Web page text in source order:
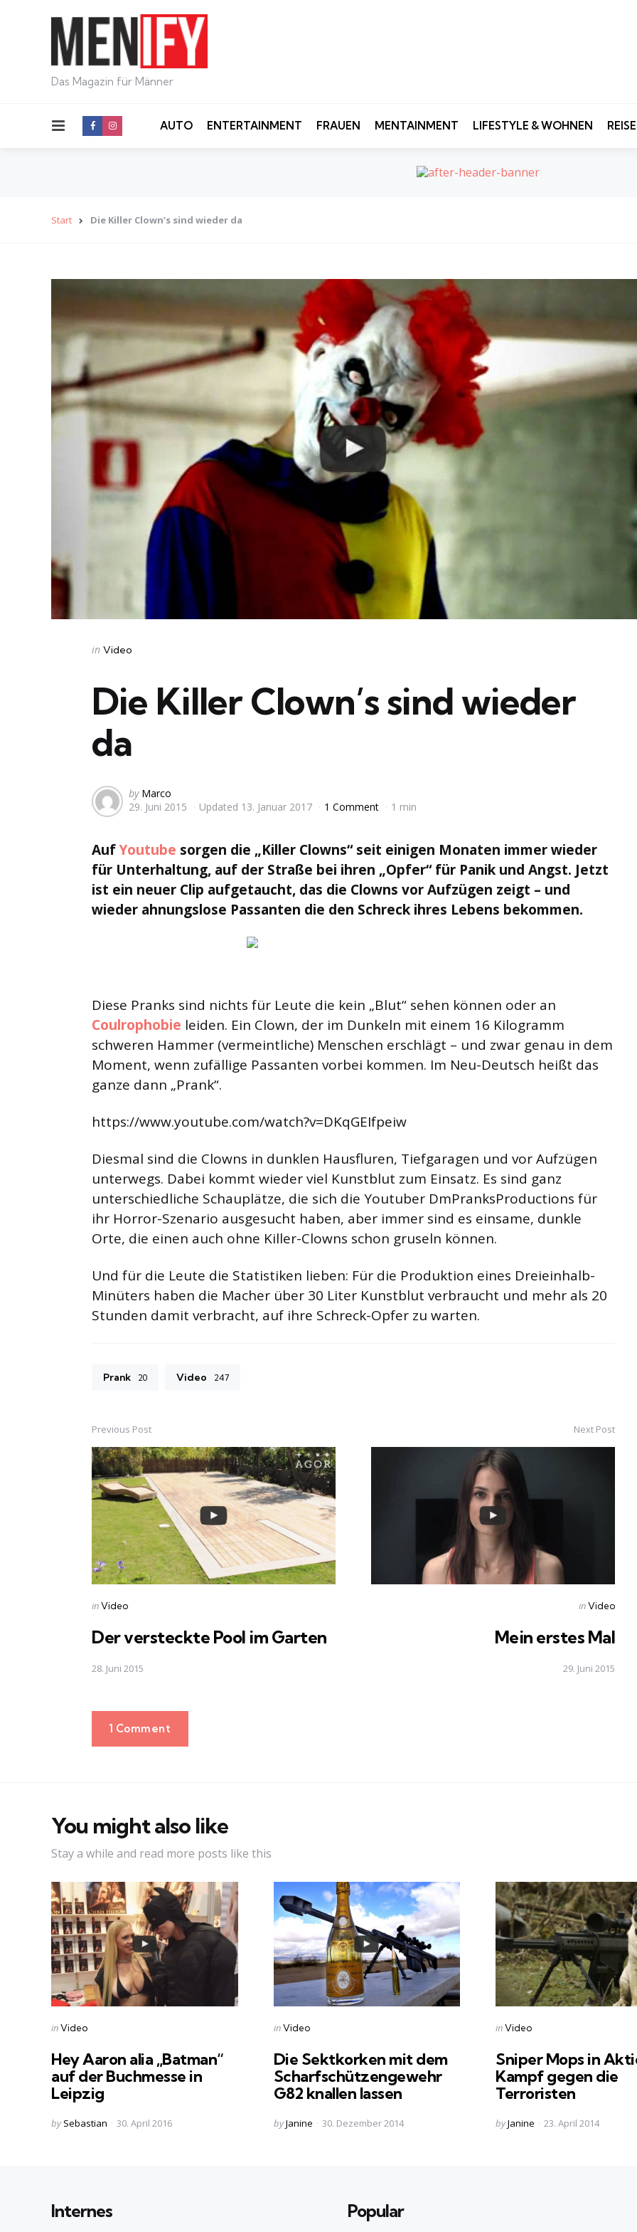
Das Magazin für Männer
Menu AUTO ENTERTAINMENT FRAUEN MENTAINMENT LIFESTYLE & WOHNEN
Start Die Killer Clown’s sind wieder da
Categories
Posted
in Video
Die Killer Clown’s sind wieder
da
Posted
by
by Marco
29. Juni 2015
Updated 13. Januar 2017 1 Comment 1 min
AufYoutube sorgen die „Killer Clowns“ seit einigen Monaten immer wieder
für Unterhaltung, auf der Straße bei ihren „Opfer“ für Panik und Angst. Jetzt
ist ein neuer Clip aufgetaucht, das die Clowns vor Aufzügen zeigt – und
wieder ahnungslose Passanten die den Schreck ihres Lebens bekommen.
Diese Pranks sind nichts für Leute die kein „Blut“ sehen können oder an
Coulrophobie leiden. Ein Clown, der im Dunkeln mit einem 16 Kilogramm
schweren Hammer (vermeintliche) Menschen erschlägt – und zwar genau in dem
Moment, wenn zufällige Passanten vorbei kommen. Im Neu-Deutsch heißt das
ganze dann „Prank“.
https://www.youtube.com/watch?v=DKqGEIfpeiw
Diesmal sind die Clowns in dunklen Hausfluren, Tiefgaragen und vor Aufzügen
unterwegs. Dabei kommt wieder viel Kunstblut zum Einsatz. Es sind ganz
unterschiedliche Schauplätze, die sich die Youtuber DmPranksProductions für
ihr Horror-Szenario ausgesucht haben, aber immer sind es einsame, dunkle
Orte, die einen auch ohne Killer-Clowns schon gruseln können.
Und für die Leute die Statistiken lieben: Für die Produktion eines Dreieinhalb-
Minüters haben die Macher über 30 Liter Kunstblut verbraucht und mehr als 20
Stunden damit verbracht, auf ihre Schreck-Opfer zu warten.
Prank 20 Video 247
Post
navigation
Previous Post
Posted
inVideo
Der versteckte Pool im Garten
28. Juni 2015
Next Post
Posted
inVideo
Mein erstes Mal
29. Juni 2015
1 Comment
You might also like
Stay a while and read more posts like this
Categories
Posted
inVideo
Hey Aaron alia „Batman“
auf der Buchmesse in
Leipzig
Posted
by Sebastian 30. April 2016
Categories
Posted
in Video
Die Sektkorken mit dem
Scharfschützengewehr
G82 knallen lassen
Posted
byJanine 30. Dezember 2014
Categories
Posted
inVideo
Sniper Mops in
Kampf gegen die
Terroristen
Posted
byJanine 23. April 2014
Internes Popular